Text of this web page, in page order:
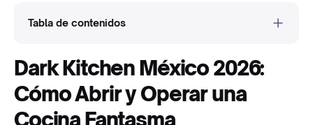
Tabla de contenidos
¿Qué es exactamente una dark kitchen?
Dark Kitchen vs Restaurante Tradicional: Diferencias Clave
Por qué las dark kitchens siguen creciendo en México en
Dark Kitchen México 2026:
Cómo Abrir y Operar una
Cocina Fantasma